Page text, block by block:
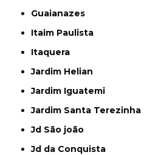
Guaianazes
Itaim Paulista
Itaquera
Jardim Helian
Jardim Iguatemi
Jardim Santa Terezinha
Jd São joão
Jd da Conquista